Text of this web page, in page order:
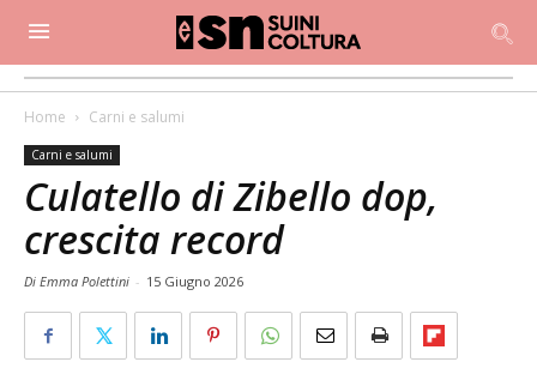
Home Carni e salumi
Carni e salumi
Culatello di Zibello dop,
crescita record
Di Emma Polettini - 15 Giugno 2026